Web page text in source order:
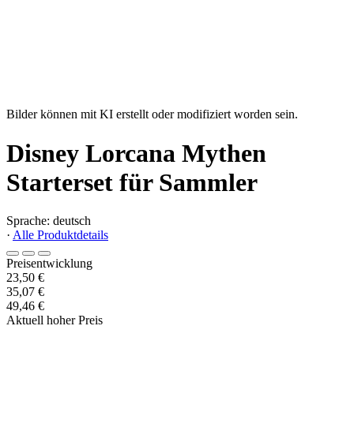
Bilder können mit KI erstellt oder modifiziert worden sein.
Disney Lorcana Mythen
Starterset für Sammler
Sprache: deutsch
· Alle Produktdetails
Preisentwicklung
23,50 €
35,07 €
49,46 €
Aktuell hoher Preis